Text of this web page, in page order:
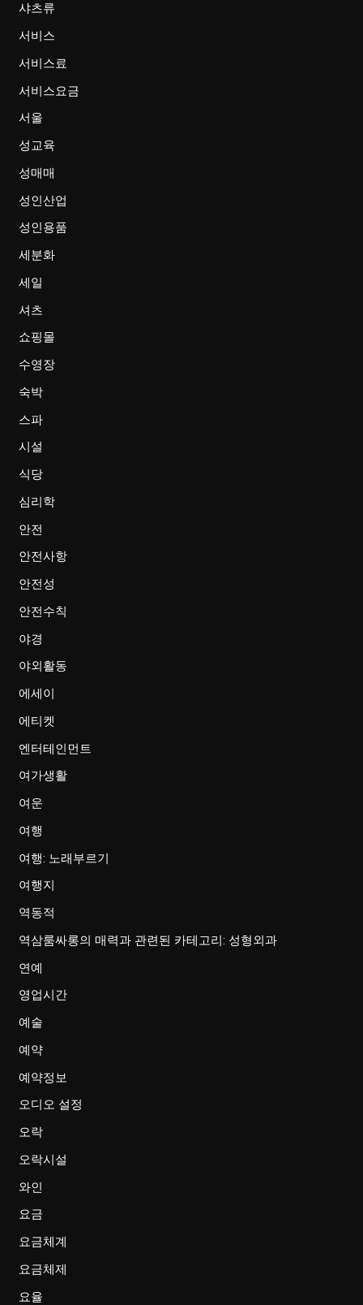
샤츠류
서비스
서비스료
서비스요금
서울
성교육
성매매
성인산업
성인용품
세분화
세일
셔츠
쇼핑몰
수영장
숙박
스파
시설
식당
심리학
안전
안전사항
안전성
안전수칙
야경
야외활동
에세이
에티켓
엔터테인먼트
여가생활
여운
여행
여행: 노래부르기
여행지
역동적
역삼룸싸롱의 매력과 관련된 카테고리: 성형외과
연예
영업시간
예술
예약
예약정보
오디오 설정
오락
오락시설
와인
요금
요금체계
요금체제
요율